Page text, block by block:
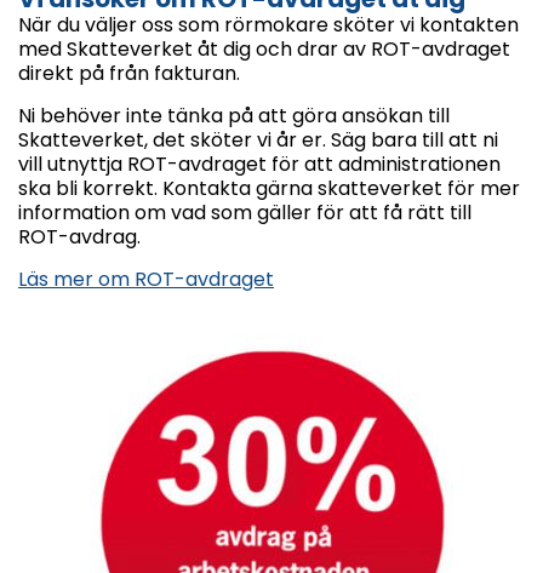
När du väljer oss som rörmokare sköter vi kontakten
med Skatteverket åt dig och drar av ROT-avdraget
direkt på från fakturan.
Ni behöver inte tänka på att göra ansökan till
Skatteverket, det sköter vi år er. Säg bara till att ni
vill utnyttja ROT-avdraget för att administrationen
ska bli korrekt. Kontakta gärna skatteverket för mer
information om vad som gäller för att få rätt till
ROT-avdrag.
Läs mer om ROT-avdraget